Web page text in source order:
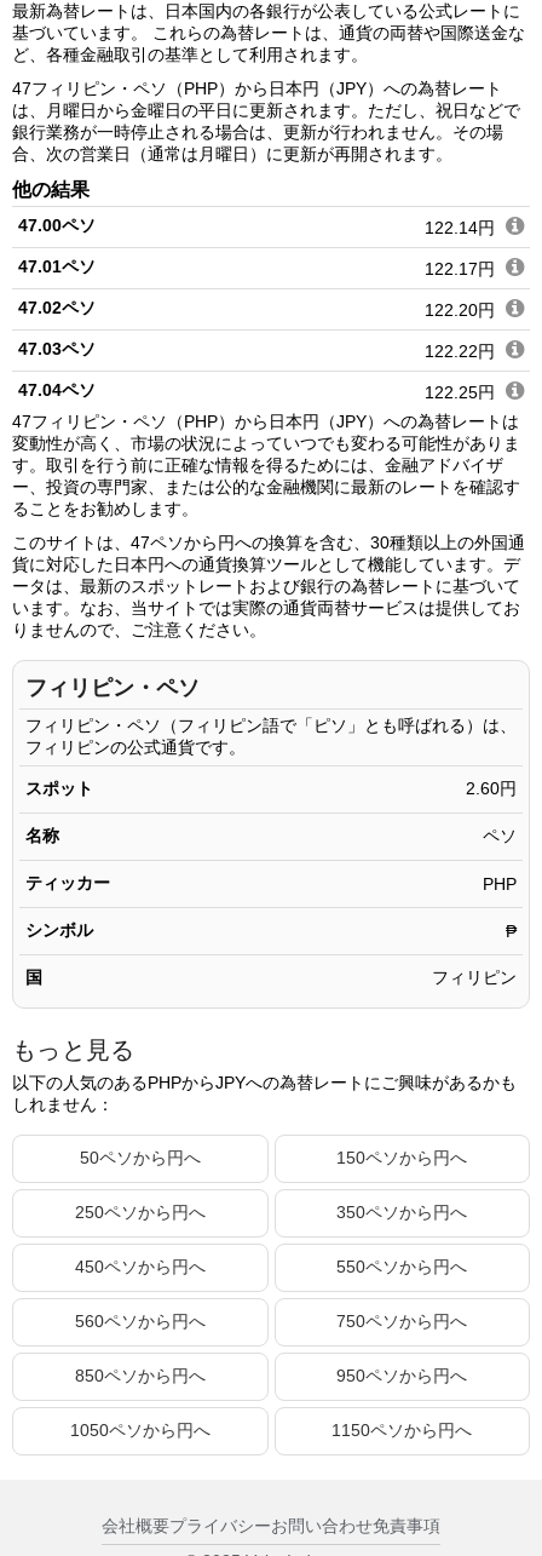
最新為替レートは、日本国内の各銀行が公表している公式レートに
基づいています。 これらの為替レートは、通貨の両替や国際送金な
ど、各種金融取引の基準として利用されます。
47フィリピン・ペソ（PHP）から日本円（JPY）への為替レート
は、月曜日から金曜日の平日に更新されます。ただし、祝日などで
銀行業務が一時停止される場合は、更新が行われません。その場
合、次の営業日（通常は月曜日）に更新が再開されます。
他の結果
47.00ペソ
122.14円
47.01ペソ
122.17円
47.02ペソ
122.20円
47.03ペソ
122.22円
47.04ペソ
122.25円
47.05ペソ
122.27円
47.06ペソ
122.30円
47.07ペソ
47.08ペソ
122.35円
47.09ペソ
122.38円
47.10ペソ
47.11ペソ
47.12ペソ
122.46円
47.13ペソ
122.48円
47.14ペソ
47.15ペソ
122.53円
47.16ペソ
122.56円
47.17ペソ
47.18ペソ
122.61円
47.19ペソ
122.64円
47.20ペソ
47.21ペソ
122.69円
47.22ペソ
122.72円
47.24ペソ
122.77円
122.79円
47.26ペソ
122.82円
47.28ペソ
122.87円
122.90円
47.30ペソ
122.98円
47フィリピン・ペソ（PHP）から日本円（JPY）への為替レートは
変動性が高く、市場の状況によっていつでも変わる可能性がありま
す。取引を行う前に正確な情報を得るためには、金融アドバイザ
ー、投資の専門家、または公的な金融機関に最新のレートを確認す
ることをお勧めします。
このサイトは、47ペソから円への換算を含む、30種類以上の外国通
貨に対応した日本円への通貨換算ツールとして機能しています。デ
ータは、最新のスポットレートおよび銀行の為替レートに基づいて
います。なお、当サイトでは実際の通貨両替サービスは提供してお
りませんので、ご注意ください。
フィリピン・ペソ
フィリピン・ペソ（フィリピン語で「ピソ」とも呼ばれる）は、
フィリピンの公式通貨です。
スポット 2.60円
名称 ペソ
ティッカー PHP
シンボル ₱
国 フィリピン
もっと見る
以下の人気のあるPHPからJPYへの為替レートにご興味があるかも
しれません：
50ペソから円へ 150ペソから円へ
250ペソから円へ 350ペソから円へ
450ペソから円へ 550ペソから円へ
560ペソから円へ 750ペソから円へ
850ペソから円へ 950ペソから円へ
1050ペソから円へ 1150ペソから円へ
会社概要プライバシーお問い合わせ免責事項